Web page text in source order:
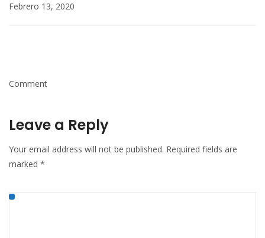
Febrero 13, 2020
Comment
Leave a Reply
Your email address will not be published. Required fields are
marked *